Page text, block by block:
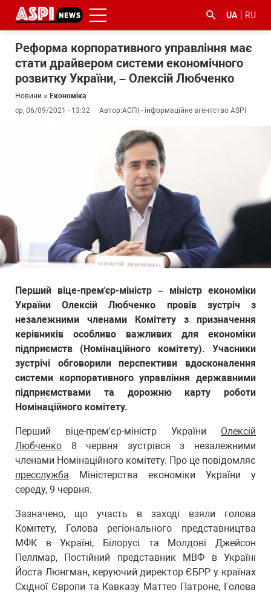
UA RU
Реформа корпоративного управління має
стати драйвером системи економічного
розвитку України, – Олексій Любченко
Новини » Економіка
ср, 06/09/2021 - 13:32
Автор:АСПІ - інформаційне агентство ASPI
Перший віце-прем'єр-міністр – міністр економіки
України Олексій Любченко провів зустріч з
незалежними членами Комітету з призначення
керівників особливо важливих для економіки
підприємств (Номінаційного комітету). Учасники
зустрічі обговорили перспективи вдосконалення
системи корпоративного управління державними
підприємствами та дорожню карту роботи
Номінаційного комітету.
Перший віце-прем'єр-міністр України Олексій
Любченко 8 червня зустрівся з незалежними
членами Номінаційного комітету. Про це повідомляє
пресслужба Міністерства економіки України у
середу, 9 червня.
Зазначено, що участь в заході взяли голова
Комітету, Голова регіонального представництва
МФК в Україні, Білорусі та Молдові Джейсон
Пеллмар, Постійний представник МВФ в Україні
Йоста Люнгман, керуючий директор ЄБРР у країнах
Східної Європи та Кавказу Маттео Патроне, Голова
#ДФС #Київ